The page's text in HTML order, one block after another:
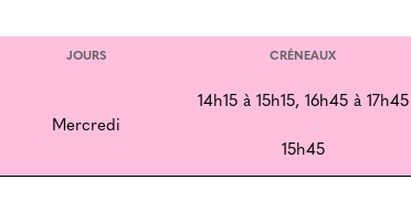
JOURS CRÉNEAUX
Mercredi
14h15 à 15h15, 16h45 à 17h45
15h45